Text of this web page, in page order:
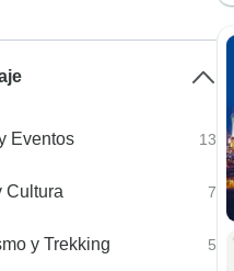
Eventos 13
Cultura 7
y Trekking 5